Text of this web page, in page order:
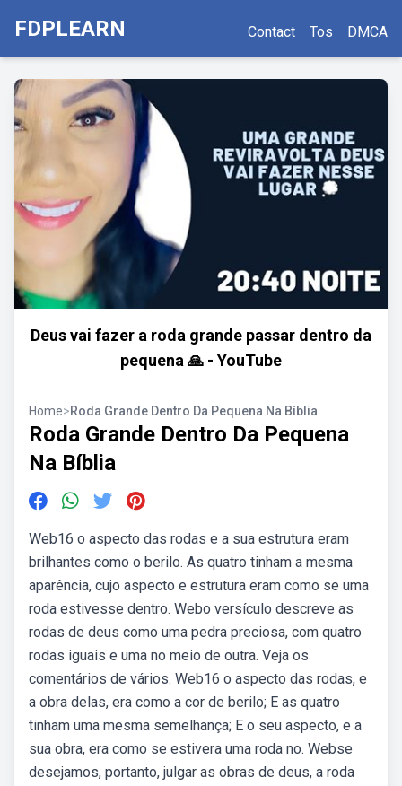
FDPLEARN Contact Tos DMCA
Deus vai fazer a roda grande passar dentro da
pequena ️🙏 - YouTube
Home>Roda Grande Dentro Da Pequena Na Bíblia
Roda Grande Dentro Da Pequena
Na Bíblia
Web16 o aspecto das rodas e a sua estrutura eram
brilhantes como o berilo. As quatro tinham a mesma
aparência, cujo aspecto e estrutura eram como se uma
roda estivesse dentro. Webo versículo descreve as
rodas de deus como uma pedra preciosa, com quatro
rodas iguais e uma no meio de outra. Veja os
comentários de vários. Web16 o aspecto das rodas, e
a obra delas, era como a cor de berilo; E as quatro
tinham uma mesma semelhança; E o seu aspecto, e a
sua obra, era como se estivera uma roda no. Webse
desejamos, portanto, julgar as obras de deus, a roda